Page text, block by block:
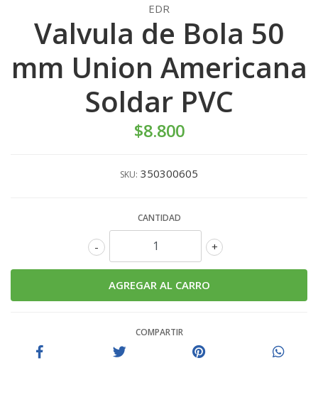
EDR
Valvula de Bola 50
mm Union Americana
Soldar PVC
$8.800
SKU: 350300605
CANTIDAD
+
-
COMPARTIR